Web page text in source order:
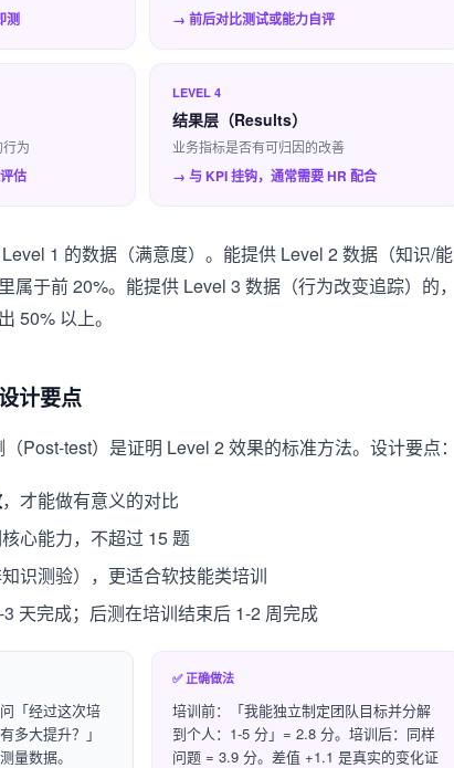
测 → 前后对比测试或能力自评
为
估
LEVEL 4
结果层（Results）
业务指标是否有可归因的改善
→ 与 KPI 挂钩，通常需要 HR 配合
1 的数据（满意度）。能提供 Level 2 数据（知识/能
属于前 20%。能提供 Level 3 数据（行为改变追踪）的，
50% 以上。
计要点
Post-test）是证明 Level 2 效果的标准方法。设计要点：
，才能做有意义的对比
心能力，不超过 15 题
识测验），更适合软技能类培训
天完成；后测在培训结束后 1-2 周完成
「经过这次培
多大提升？」
数据。
✅ 正确做法
培训前：「我能独立制定团队目标并分解
到个人：1-5 分」= 2.8 分。培训后：同样
问题 = 3.9 分。差值 +1.1 是真实的变化证